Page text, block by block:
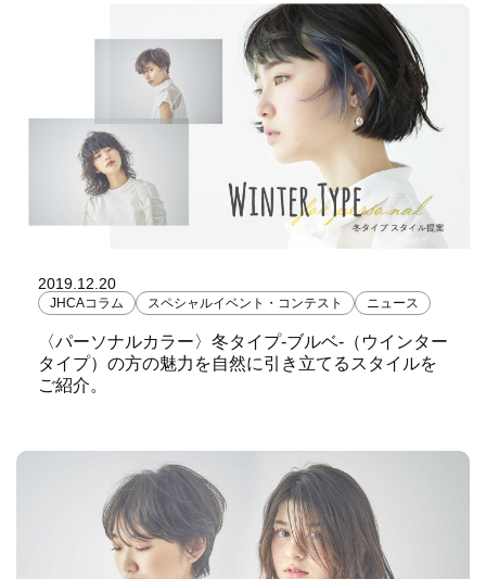
2019.12.20
JHCAコラム スペシャルイベント・コンテスト ニュース
〈パーソナルカラー〉冬タイプ-ブルベ-（ウインター
タイプ）の方の魅力を自然に引き立てるスタイルを
ご紹介。